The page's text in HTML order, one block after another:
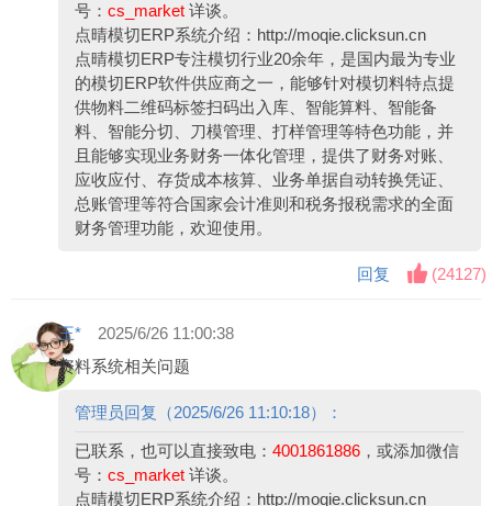
号：cs_market 详谈。
点晴模切ERP系统介绍： http://moqie.clicksun.cn
点晴模切ERP专注模切行业20余年，是国内最为专业
的模切ERP软件供应商之一，能够针对模切料特点提
供物料二维码标签扫码出入库、智能算料、智能备
料、智能分切、刀模管理、打样管理等特色功能，并
且能够实现业务财务一体化管理，提供了财务对账、
应收应付、存货成本核算、业务单据自动转换凭证、
总账管理等符合国家会计准则和税务报税需求的全面
财务管理功能，欢迎使用。
回复 (24127)
王*
2025/6/26 11:00:38
资料系统相关问题
管理员回复（2025/6/26 11:10:18）：
已联系，也可以直接致电：4001861886 ，或添加微信
号：cs_market 详谈。
点晴模切ERP系统介绍： http://moqie.clicksun.cn